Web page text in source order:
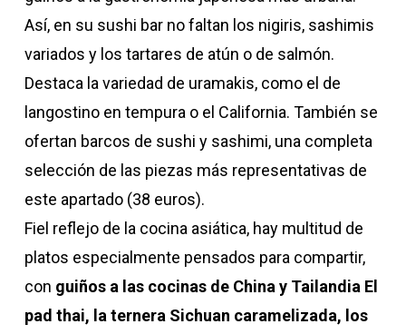
Así, en su sushi bar no faltan los nigiris, sashimis
variados y los tartares de atún o de salmón.
Destaca la variedad de uramakis, como el de
langostino en tempura o el California. También se
ofertan barcos de sushi y sashimi, una completa
selección de las piezas más representativas de
este apartado (38 euros).
Fiel reflejo de la cocina asiática, hay multitud de
platos especialmente pensados para compartir,
con guiños a las cocinas de China y Tailandia El
pad thai, la ternera Sichuan caramelizada, los